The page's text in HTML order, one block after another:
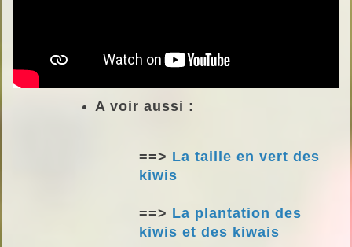
A voir aussi :
==> La taille en vert des
kiwis
==> La plantation des
kiwis et des kiwais